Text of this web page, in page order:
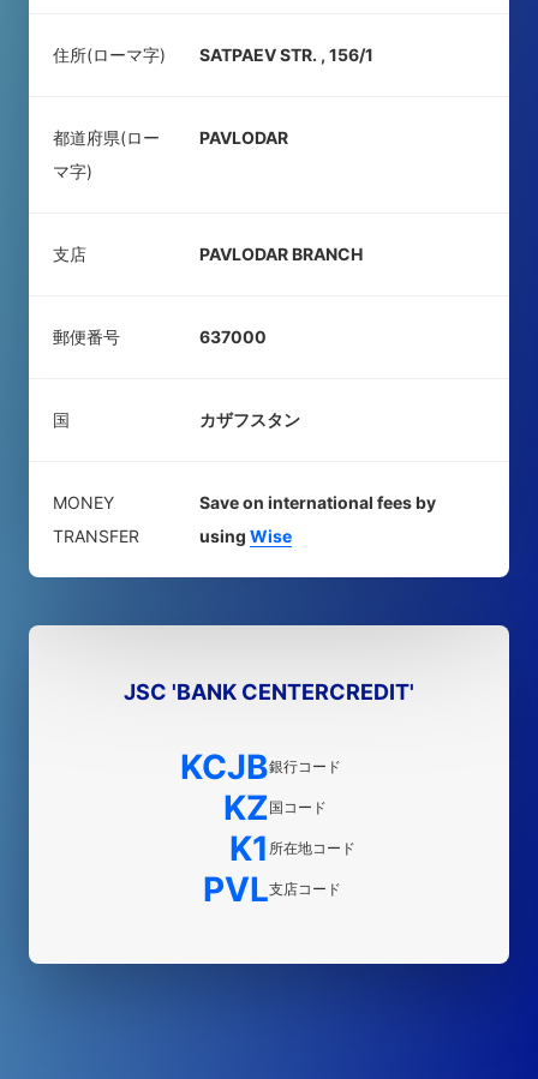
住所(ローマ字) SATPAEV STR. , 156/1
都道府県(ロー
マ字)
PAVLODAR
支店 PAVLODAR BRANCH
郵便番号 637000
国 カザフスタン
MONEY
TRANSFER
Save on international fees by
using Wise
JSC 'BANK CENTERCREDIT'
KCJB銀行コード
KZ国コード
K1 所在地コード
PVL支店コード